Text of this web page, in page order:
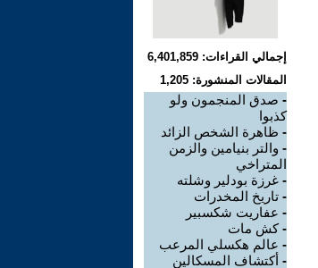
إجمالي القراءات: 6,401,859
المقالات المنشورة: 1,205
- صدق المنجمون ولو
كذبوا
- ظاهرة الشخص الزائد
- والتر بنيامين والزمن
المتراخي
- غرزة بودلير وشلته
- تاريخ المخدرات
- عفاريت شكسبير
-كش مات
- عالم هكسلي المرعب
- أكتشاف المسكالين